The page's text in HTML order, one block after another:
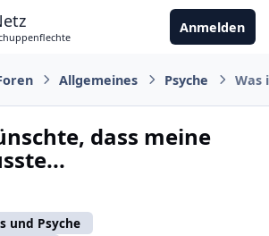
Anmelden
Allgemeines Psyche Was
dass meine
und Psyche